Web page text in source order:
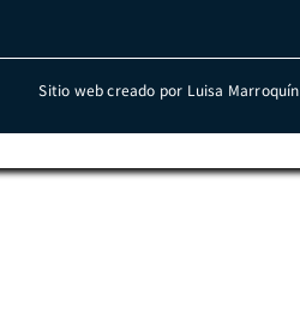
Sitio web creado por Luisa Marroquín